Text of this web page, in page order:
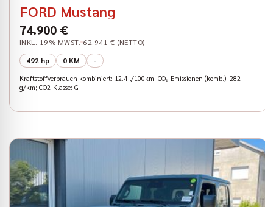
FORD Mustang
74.900 €
INKL. 19% MWST. 62.941 € (NETTO)
492 hp
0 KM -
Kraftstoffverbrauch kombiniert: 12.4 l/100km; CO₂-Emissionen (komb.): 282
g/km; CO2-Klasse: G